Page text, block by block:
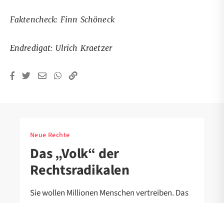
Faktencheck: Finn Schöneck
Endredigat: Ulrich Kraetzer
Neue Rechte
Das „Volk“ der
Rechtsradikalen
Sie wollen Millionen Menschen vertreiben. Das